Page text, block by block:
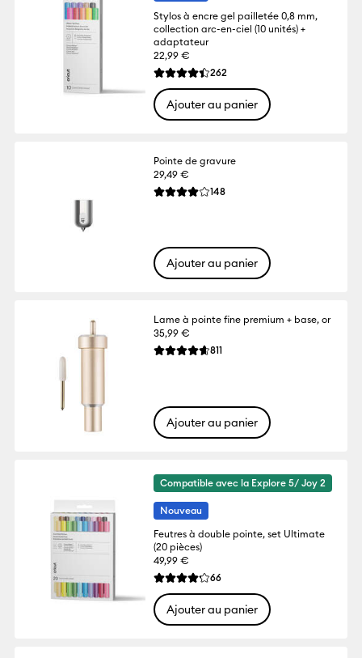
Stylos à encre gel pailletée 0,8 mm,
collection arc-en-ciel (10 unités) +
adaptateur
22,99 €
La note moyenne de ce produit est 4.4
262
Ajouter au panier
Pointe de gravure
29,49 €
La note moyenne de ce produit est 4.0
148Reviews
Ajouter au panier
Lame à pointe fine premium + base, or
35,99 €
La note moyenne de ce produit est 4.6
811
Ajouter au panier
Compatible avec la Explore 5/ Joy 2
Nouveau
Feutres à double pointe, set Ultimate
(20 pièces)
49,99 €
La note moyenne de ce produit est 4.2
66Reviews
Ajouter au panier